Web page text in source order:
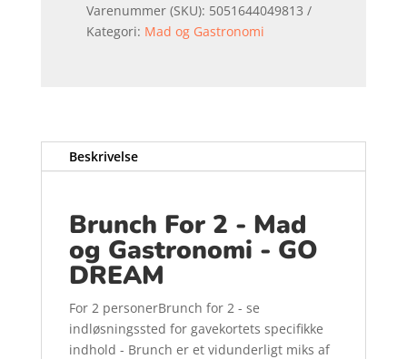
Varenummer (SKU): 5051644049813
Kategori: Mad og Gastronomi
Beskrivelse
Brunch For 2 - Mad
og Gastronomi - GO
DREAM
For 2 personerBrunch for 2 - se
indløsningssted for gavekortets specifikke
indhold - Brunch er et vidunderligt miks af